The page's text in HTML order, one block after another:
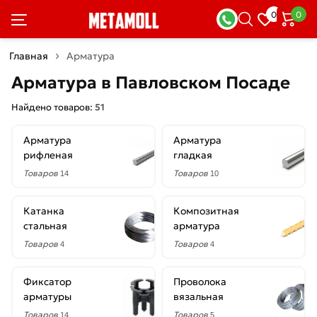
0 0
Главная Арматура
Арматура в Павловском Посаде
Найдено товаров: 51
Арматура
рифленая
Товаров 14
Арматура
гладкая
Товаров 10
Катанка
стальная
Товаров 4
Композитная
арматура
Товаров 4
Фиксатор
арматуры
Товаров 14
Проволока
вязальная
Товаров 5
Фильтры
×
скидкой
Цена
руб.
1.2
мм